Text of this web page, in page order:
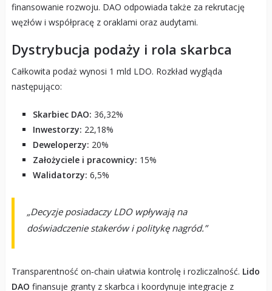
finansowanie rozwoju. DAO odpowiada także za rekrutację
węzłów i współpracę z oraklami oraz audytami.
Dystrybucja podaży i rola skarbca
Całkowita podaż wynosi 1 mld LDO. Rozkład wygląda
następująco:
Skarbiec DAO: 36,32%
Inwestorzy: 22,18%
Deweloperzy: 20%
Założyciele i pracownicy: 15%
Walidatorzy: 6,5%
„Decyzje posiadaczy LDO wpływają na
doświadczenie stakerów i politykę nagród.”
Transparentność on‑chain ułatwia kontrolę i rozliczalność. Lido
DAO finansuje granty z skarbca i koordynuje integracje z